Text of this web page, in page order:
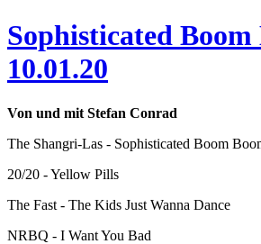
Sophisticated Boom
10.01.20
Von und mit Stefan Conrad
The Shangri-Las - Sophisticated Boom
20/20 - Yellow Pills
The Fast - The Kids Just Wanna Dance
NRBQ - I Want You Bad